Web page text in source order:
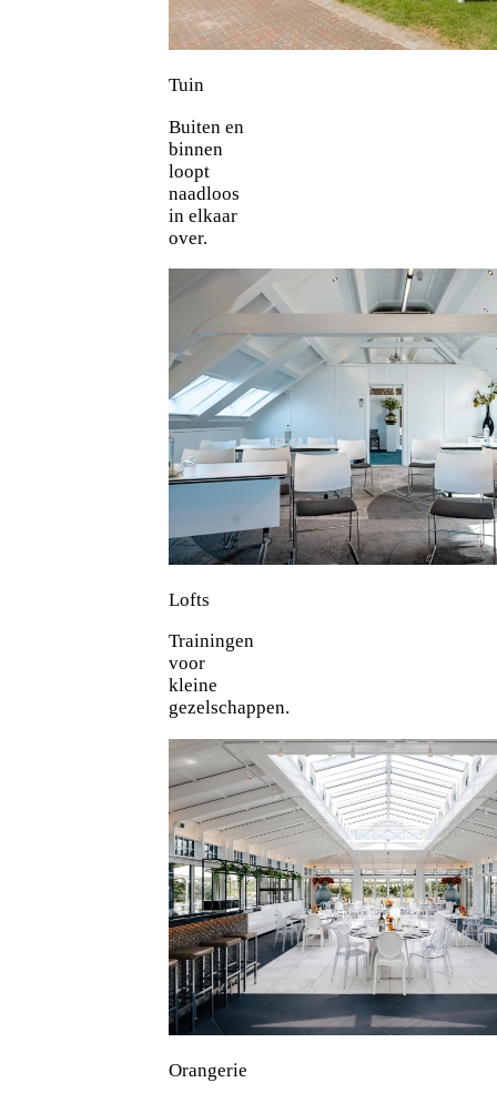
Tuin
Buiten en
binnen
loopt
naadloos
in elkaar
over.
Lofts
Trainingen
voor
kleine
gezelschappen.
Orangerie